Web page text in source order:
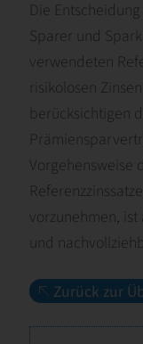
Die
Sparer und
verwendeten
risikolosen
berücksichtigen
Vorgehensweise
vorzunehmen, ist
und
Zurück zur